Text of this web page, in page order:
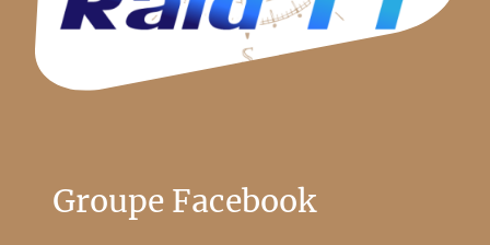
Groupe Facebook